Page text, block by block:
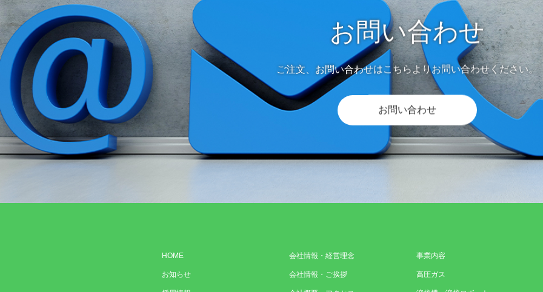
お問い合わせ
ご注文、お問い合わせはこちらよりお問い合わせください。
お問い合わせ
HOME
お知らせ
会社情報・経営理念
会社情報・ご挨拶
事業内容
高圧ガス